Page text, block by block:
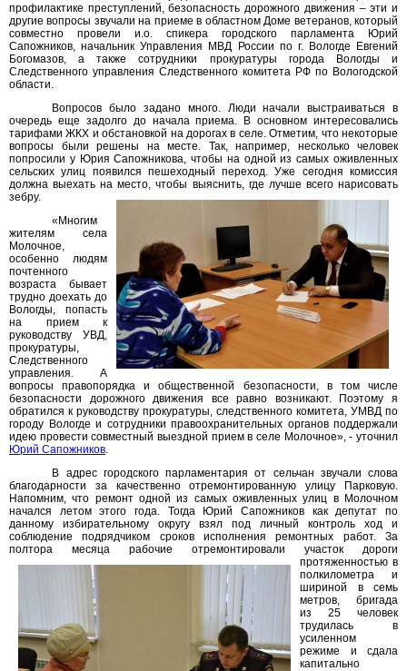
профилактике преступлений, безопасность дорожного движения – эти и
другие вопросы звучали на приеме в областном Доме ветеранов, который
совместно провели и.о. спикера городского парламента Юрий
Сапожников, начальник Управления МВД России по г. Вологде Евгений
Богомазов, а также сотрудники прокуратуры города Вологды и
Следственного управления Следственного комитета РФ по Вологодской
области.
Вопросов было задано много. Люди начали выстраиваться в
очередь еще задолго до начала приема. В основном интересовались
тарифами ЖКХ и обстановкой на дорогах в селе. Отметим, что некоторые
вопросы были решены на месте. Так, например, несколько человек
попросили у Юрия Сапожникова, чтобы на одной из самых оживленных
сельских улиц появился пешеходный переход. Уже сегодня комиссия
должна выехать на место, чтобы выяснить, где лучше всего нарисовать
зебру.
«Многим
жителям села
Молочное,
особенно людям
почтенного
возраста бывает
трудно доехать до
Вологды, попасть
на прием к
руководству УВД,
прокуратуры,
Следственного
управления. А
вопросы правопорядка и общественной безопасности, в том числе
безопасности дорожного движения все равно возникают. Поэтому я
обратился к руководству прокуратуры, следственного комитета, УМВД по
городу Вологде и сотрудники правоохранительных органов поддержали
идею провести совместный выездной прием в селе Молочное», - уточнил
Юрий Сапожников.
В адрес городского парламентария от сельчан звучали слова
благодарности за качественно отремонтированную улицу Парковую.
Напомним, что ремонт одной из самых оживленных улиц в Молочном
начался летом этого года. Тогда Юрий Сапожников как депутат по
данному избирательному округу взял под личный контроль ход и
соблюдение подрядчиком сроков исполнения ремонтных работ. За
полтора месяца рабочие отремонтировали участок дороги
протяженностью в
полкилометра и
шириной в семь
метров, бригада
из 25 человек
трудилась в
усиленном
режиме и сдала
капитально